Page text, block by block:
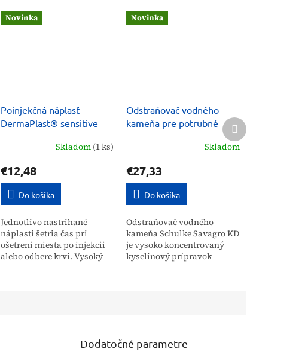
Novinka
Poinjekčná náplasť
DermaPlast® sensitive
Skladom (1 ks)
€12,48
Do košíka
Jednotlivo nastrihané
náplasti šetria čas pri
ošetrení miesta po injekcii
alebo odbere krvi. Vysoký
Novinka
Odstraňovač vodného
kameňa pre potrubné
systémy, tanky Schulke
Skladom
€27,33
Do košíka
Odstraňovač vodného
kameňa Schulke Savagro KD
je vysoko koncentrovaný
kyselinový prípravok
Ďalší
produkt
Dodatočné parametre